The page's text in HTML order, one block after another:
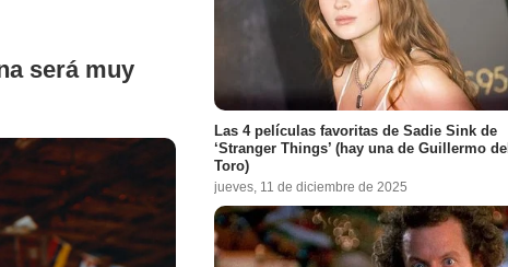
será muy
Las 4 películas favoritas de Sadie Sink de
‘Stranger Things’ (hay una de Guillermo del
Toro)
jueves, 11 de diciembre de 2025